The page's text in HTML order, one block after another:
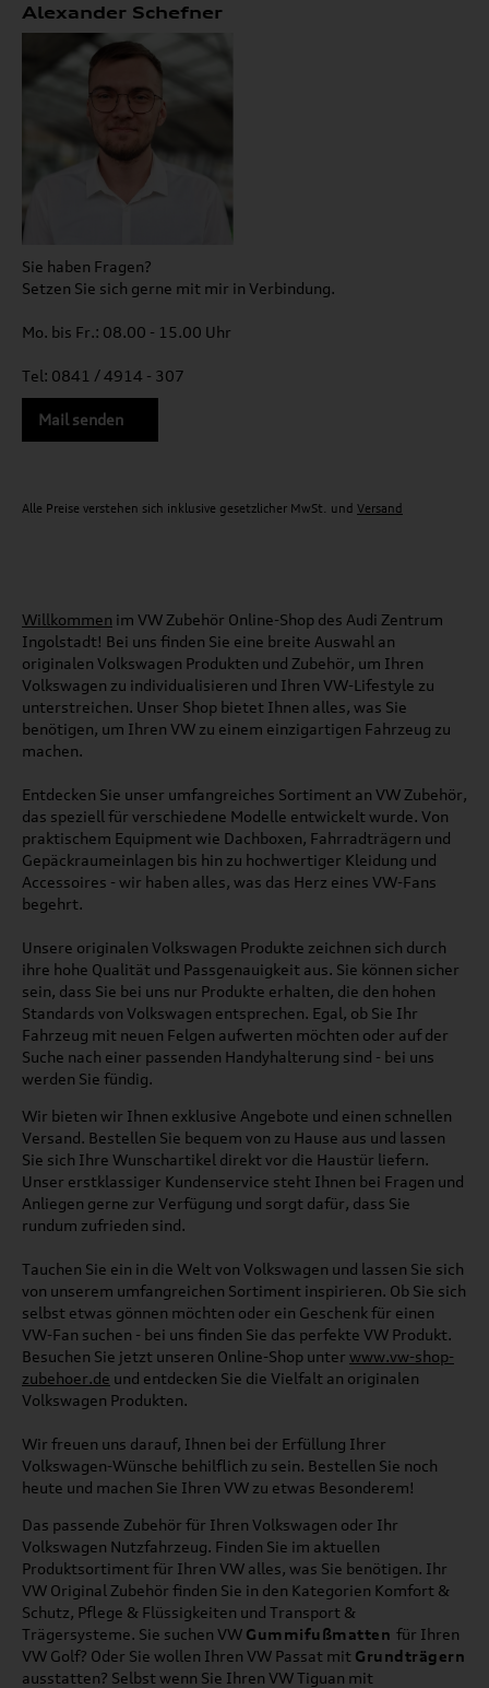
Alexander Schefner
Sie haben Fragen?
Setzen Sie sich gerne mit mir in Verbindung.
Mo. bis Fr.: 08.00 - 15.00 Uhr
Tel: 0841 / 4914 - 307
Mail senden
Alle Preise verstehen sich inklusive gesetzlicher MwSt. und Versand
Willkommen im VW Zubehör Online-Shop des Audi Zentrum
Ingolstadt! Bei uns finden Sie eine breite Auswahl an
originalen Volkswagen Produkten und Zubehör, um Ihren
Volkswagen zu individualisieren und Ihren VW-Lifestyle zu
unterstreichen. Unser Shop bietet Ihnen alles, was Sie
benötigen, um Ihren VW zu einem einzigartigen Fahrzeug zu
machen.
Entdecken Sie unser umfangreiches Sortiment an VW Zubehör,
das speziell für verschiedene Modelle entwickelt wurde. Von
praktischem Equipment wie Dachboxen, Fahrradträgern und
Gepäckraumeinlagen bis hin zu hochwertiger Kleidung und
Accessoires - wir haben alles, was das Herz eines VW-Fans
begehrt.
Unsere originalen Volkswagen Produkte zeichnen sich durch
ihre hohe Qualität und Passgenauigkeit aus. Sie können sicher
sein, dass Sie bei uns nur Produkte erhalten, die den hohen
Standards von Volkswagen entsprechen. Egal, ob Sie Ihr
Fahrzeug mit neuen Felgen aufwerten möchten oder auf der
Suche nach einer passenden Handyhalterung sind - bei uns
werden Sie fündig.
Wir bieten wir Ihnen exklusive Angebote und einen schnellen
Versand. Bestellen Sie bequem von zu Hause aus und lassen
Sie sich Ihre Wunschartikel direkt vor die Haustür liefern.
Unser erstklassiger Kundenservice steht Ihnen bei Fragen und
Anliegen gerne zur Verfügung und sorgt dafür, dass Sie
rundum zufrieden sind.
Tauchen Sie ein in die Welt von Volkswagen und lassen Sie sich
von unserem umfangreichen Sortiment inspirieren. Ob Sie sich
selbst etwas gönnen möchten oder ein Geschenk für einen
VW-Fan suchen - bei uns finden Sie das perfekte VW Produkt.
Besuchen Sie jetzt unseren Online-Shop unter www.vw-shop-
zubehoer.de und entdecken Sie die Vielfalt an originalen
Volkswagen Produkten.
Wir freuen uns darauf, Ihnen bei der Erfüllung Ihrer
Volkswagen-Wünsche behilflich zu sein. Bestellen Sie noch
heute und machen Sie Ihren VW zu etwas Besonderem!
Das passende Zubehör für Ihren Volkswagen oder Ihr
Volkswagen Nutzfahrzeug. Finden Sie im aktuellen
Produktsortiment für Ihren VW alles, was Sie benötigen. Ihr
VW Original Zubehör finden Sie in den Kategorien Komfort &
Schutz, Pflege & Flüssigkeiten und Transport &
Trägersysteme. Sie suchen VW Gummifußmatten für Ihren
VW Golf? Oder Sie wollen Ihren VW Passat mit Grundträgern
ausstatten? Selbst wenn Sie Ihren VW Tiguan mit